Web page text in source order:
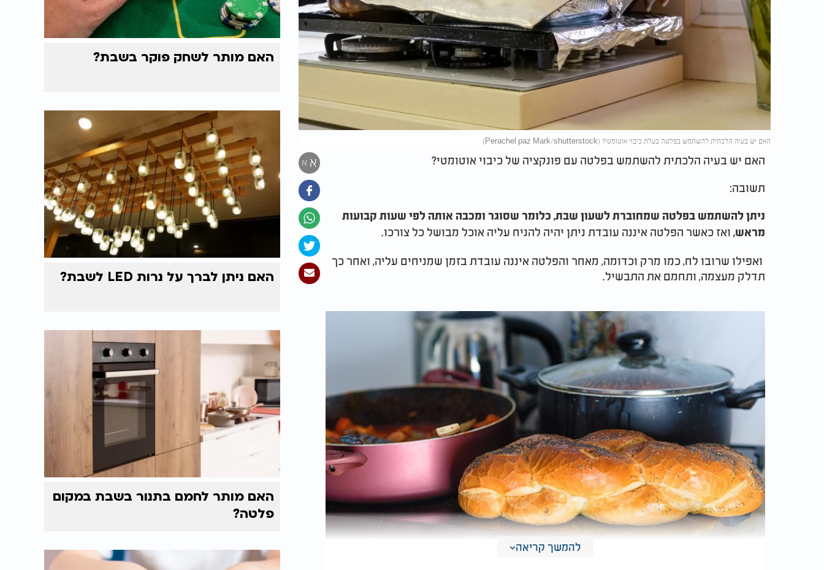
האם יש בעיה הלכתית להשתמש בפלטה בעלת כיבוי אוטומטי? (Perachel paz Mark/shutterstock)
א א
האם יש בעיה הלכתית להשתמש בפלטה עם פונקציה של כיבוי אוטומטי?
תשובה:
ניתן להשתמש בפלטה שמחוברת לשעון שבת, כלומר שסוגר ומכבה אותה לפי שעות קבועות
מראש, ואז כאשר הפלטה איננה עובדת ניתן יהיה להניח עליה אוכל מבושל כל צורכו.
ואפילו שרובו לח, כמו מרק וכדומה, מאחר והפלטה איננה עובדת בזמן שמניחים עליה, ואחר כך
תדלק מעצמה, ותחמם את התבשיל.
להמשך קריאה
האם מותר לשחק פוקר בשבת?
האם ניתן לברך על נרות LED לשבת?
האם מותר לחמם בתנור בשבת במקום
פלטה?